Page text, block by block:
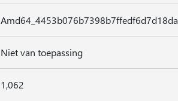
Niet van toepassing
1,062